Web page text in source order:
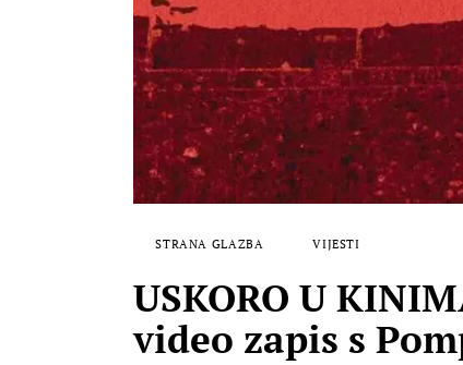
STRANA GLAZBA VIJESTI
USKORO U
video zapis s